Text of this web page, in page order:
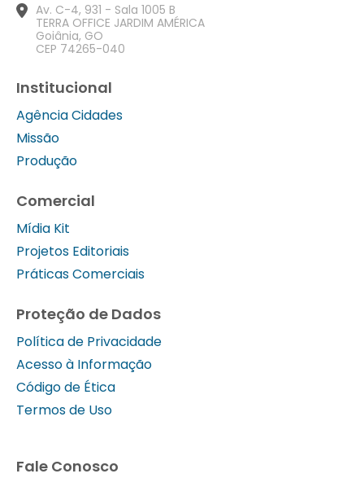
Av. C-4, 931 - Sala 1005 B
TERRA OFFICE JARDIM AMÉRICA
Goiânia, GO
CEP 74265-040
Institucional
Agência Cidades
Missão
Produção
Comercial
Mídia Kit
Projetos Editoriais
Práticas Comerciais
Proteção de Dados
Política de Privacidade
Acesso à Informação
Código de Ética
Termos de Uso
Fale Conosco